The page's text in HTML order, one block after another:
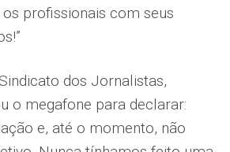
profissionais com seus
dos Jornalistas,
o megafone para declarar:
e, até o momento, não